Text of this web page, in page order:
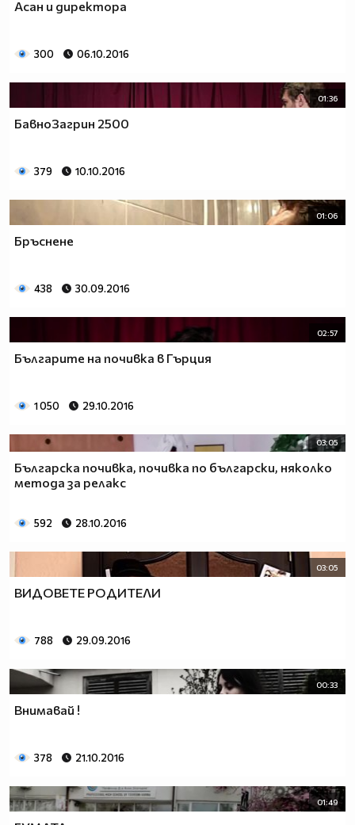
Асан и директора
300 06.10.2016
01:36
БавноЗагрин 2500
379 10.10.2016
01:06
Бръснене
438 30.09.2016
02:57
Българите на почивка в Гърция
1 050 29.10.2016
03:05
Българска почивка, почивка по български, няколко
метода за релакс
592 28.10.2016
03:05
ВИДОВЕТЕ РОДИТЕЛИ
788 29.09.2016
00:33
Внимавай !
378 21.10.2016
01:49